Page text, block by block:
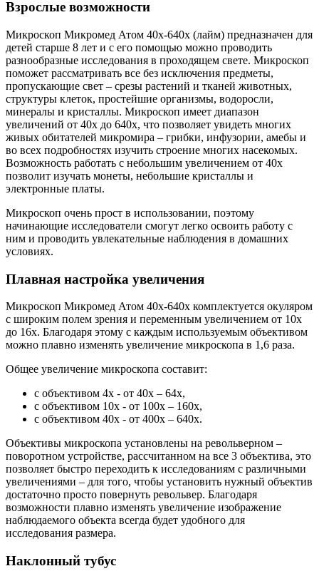
Взрослые возможности
Микроскоп Микромед Атом 40x-640x (лайм) предназначен для
детей старше 8 лет и с его помощью можно проводить
разнообразные исследования в проходящем свете. Микроскоп
поможет рассматривать все без исключения предметы,
пропускающие свет – срезы растений и тканей животных,
структуры клеток, простейшие организмы, водоросли,
минералы и кристаллы. Микроскоп имеет диапазон
увеличений от 40х до 640х, что позволяет увидеть многих
живых обитателей микромира – грибки, инфузории, амебы и
во всех подробностях изучить строение многих насекомых.
Возможность работать с небольшим увеличением от 40х
позволит изучать монеты, небольшие кристаллы и
электронные платы.
Микроскоп очень прост в использовании, поэтому
начинающие исследователи смогут легко освоить работу с
ним и проводить увлекательные наблюдения в домашних
условиях.
Плавная настройка увеличения
Микроскоп Микромед Атом 40x-640x комплектуется окуляром
с широким полем зрения и переменным увеличением от 10х
до 16х. Благодаря этому с каждым используемым объективом
можно плавно изменять увеличение микроскопа в 1,6 раза.
Общее увеличение микроскопа составит:
с объективом 4х - от 40х – 64х,
с объективом 10х - от 100х – 160х,
с объективом 40х - от 400х – 640х.
Объективы микроскопа установлены на револьверном –
поворотном устройстве, рассчитанном на все 3 объектива, это
позволяет быстро переходить к исследованиям с различными
увеличениями – для того, чтобы установить нужный объектив
достаточно просто повернуть револьвер. Благодаря
возможности плавно изменять увеличение изображение
наблюдаемого объекта всегда будет удобного для
исследования размера.
Наклонный тубус